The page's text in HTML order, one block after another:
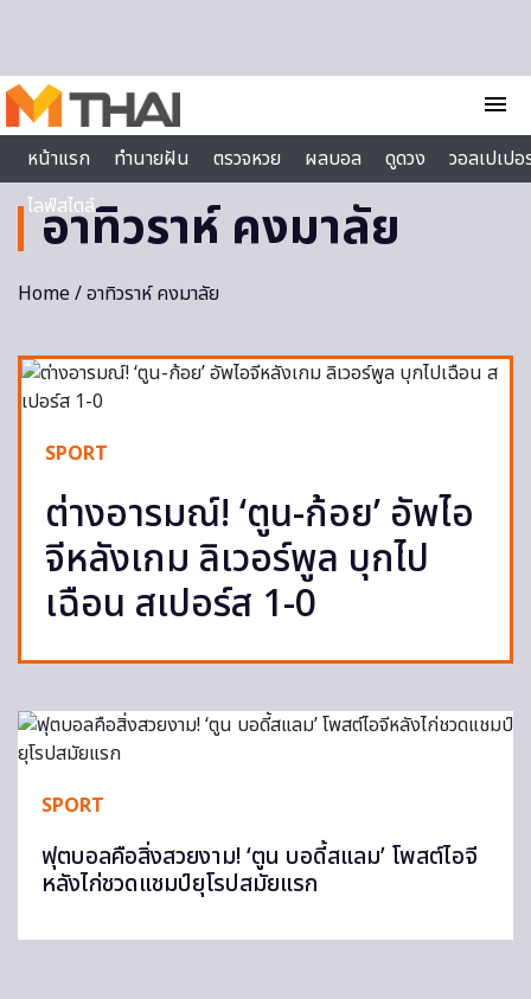
menu
หน้าแรก
ทำนายฝัน ตรวจหวย ผลบอล ดูดวง
วอลเปเป
ไลฟ์สไตล์
อาทิวราห์ คงมาลัย
Home/ อาทิวราห์ คงมาลัย
SPORT
ต่างอารมณ์! ‘ตูน-ก้อย’ อัพไอ
จีหลังเกม ลิเวอร์พูล บุกไป
เฉือน สเปอร์ส 1-0
SPORT
ฟุตบอลคือสิ่งสวยงาม! ‘ตูน บอดี้สแลม’ โพสต์ไอจี
หลังไก่ชวดแชมป์ยุโรปสมัยแรก